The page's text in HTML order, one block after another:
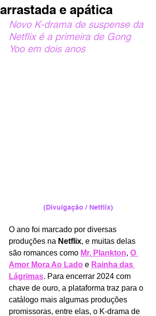
arrastada e apática
Novo K-drama de suspense da
Netflix é a primeira de Gong
Yoo em dois anos
(Divulgação / Netflix)
O ano foi marcado por diversas
produções na Netflix, e muitas delas
são romances como Mr. Plankton, O
Amor Mora Ao Lado e Rainha das
Lágrimas. Para encerrar 2024 com
chave de ouro, a plataforma traz para o
catálogo mais algumas produções
promissoras, entre elas, o K-drama de